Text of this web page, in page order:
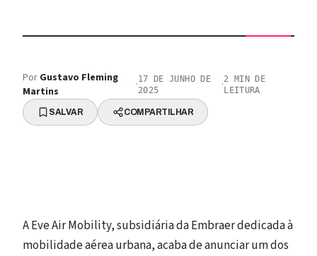
Por Gustavo Fleming
Martins
·17 DE JUNHO DE
2025
·2 MIN DE
LEITURA
SALVAR COMPARTILHAR
A Eve Air Mobility, subsidiária da Embraer dedicada à
mobilidade aérea urbana, acaba de anunciar um dos